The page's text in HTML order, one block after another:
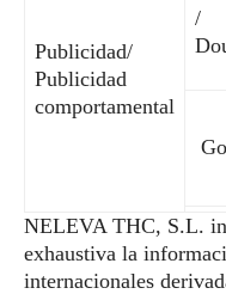
Publicidad/
Publicidad
comportamental
/
NELEVA THC, S.L.
exhaustiva la
internacionales